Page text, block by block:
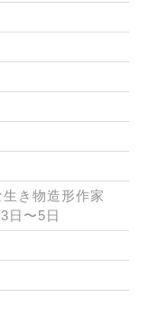
き物造形作家
〜5日